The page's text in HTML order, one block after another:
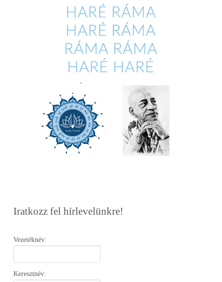
Iratkozz fel hírlevelünkre!
Vezetéknév:
Keresztnév: